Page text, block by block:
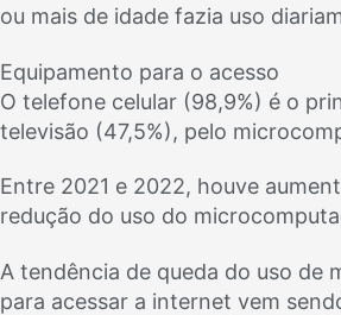
ou mais de idade fazia uso
Equipamento para o acesso
O telefone celular (98,9%) é o
televisão (47,5%), pelo
Entre 2021 e 2022, houve
redução do uso do
A tendência de queda do uso de
para acessar a internet vem